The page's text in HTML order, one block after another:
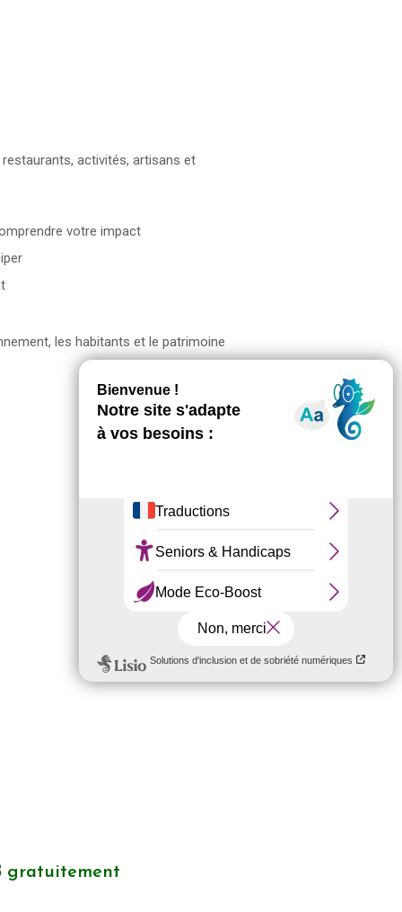
activités, artisans et
votre impact
les habitants et le patrimoine
gratuitement